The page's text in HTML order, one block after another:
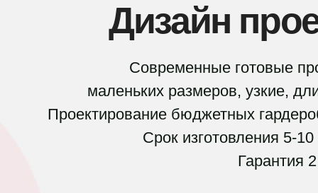
Современные готовые
маленьких размеров, узкие,
Проектирование бюджетных
Срок изготовления 5-
Гарантия
Дизайн